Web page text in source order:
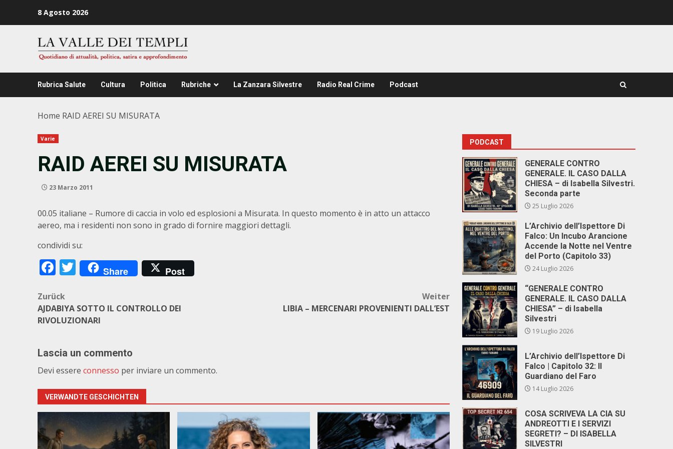
8 Agosto 2026
Rubrica Salute Cultura Politica Rubriche La Zanzara Silvestre Radio Real Crime Podcast
Home RAID AEREI SU MISURATA
Varie
RAID AEREI SU MISURATA
23 Marzo 2011
00.05 italiane – Rumore di caccia in volo ed esplosioni a Misurata. In questo momento è in atto un attacco
aereo, ma i residenti non sono in grado di fornire maggiori dettagli.
condividi su:
Facebook
Twitter
Share Post
Beitragsnavigation
Zurück
AJDABIYA SOTTO IL CONTROLLO DEI
RIVOLUZIONARI
Weiter
LIBIA – MERCENARI PROVENIENTI DALL’EST
Lascia un commento
Devi essere connesso per inviare un commento.
VERWANDTE GESCHICHTEN
PODCAST
GENERALE CONTRO
GENERALE. IL CASO DALLA
CHIESA – di Isabella Silvestri.
Seconda parte
25 Luglio 2026
L’Archivio dell’Ispettore Di
Falco: Un Incubo Arancione
Accende la Notte nel Ventre
del Porto (Capitolo 33)
24 Luglio 2026
“GENERALE CONTRO
GENERALE. IL CASO DALLA
CHIESA” – di Isabella
Silvestri
19 Luglio 2026
L’Archivio dell’Ispettore Di
Falco | Capitolo 32: Il
Guardiano del Faro
14 Luglio 2026
COSA SCRIVEVA LA CIA SU
ANDREOTTI E I SERVIZI
SEGRETI? – DI ISABELLA
SILVESTRI